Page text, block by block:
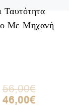
Ταυτότητα
Με Μηχανή
56,00€
Original
price
46,00€
Η
τρέχουσα